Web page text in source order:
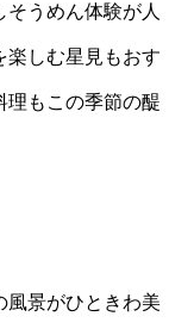
うめん体験が人
楽しむ星見もおす
理もこの季節の醍
風景がひときわ美